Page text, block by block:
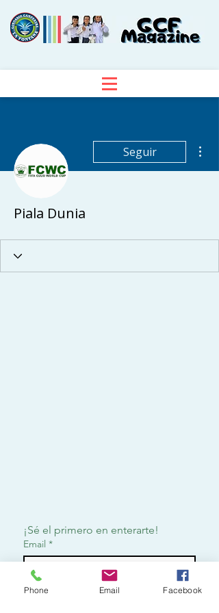
Seguir
Piala Dunia
¡Sé el primero en enterarte!
Email *
Suscribirme
Phone Email Facebook